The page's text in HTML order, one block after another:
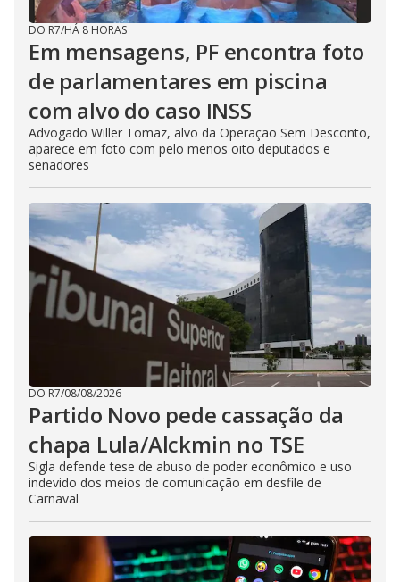
DO R7/HÁ 8 HORAS
Em mensagens, PF encontra foto
de parlamentares em piscina
com alvo do caso INSS
Advogado Willer Tomaz, alvo da Operação Sem Desconto,
aparece em foto com pelo menos oito deputados e
senadores
DO R7/08/08/2026
Partido Novo pede cassação da
chapa Lula/Alckmin no TSE
Sigla defende tese de abuso de poder econômico e uso
indevido dos meios de comunicação em desfile de
Carnaval